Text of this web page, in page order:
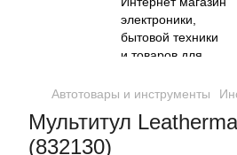
Автотовары и инструменты
Мультитул
(832130)